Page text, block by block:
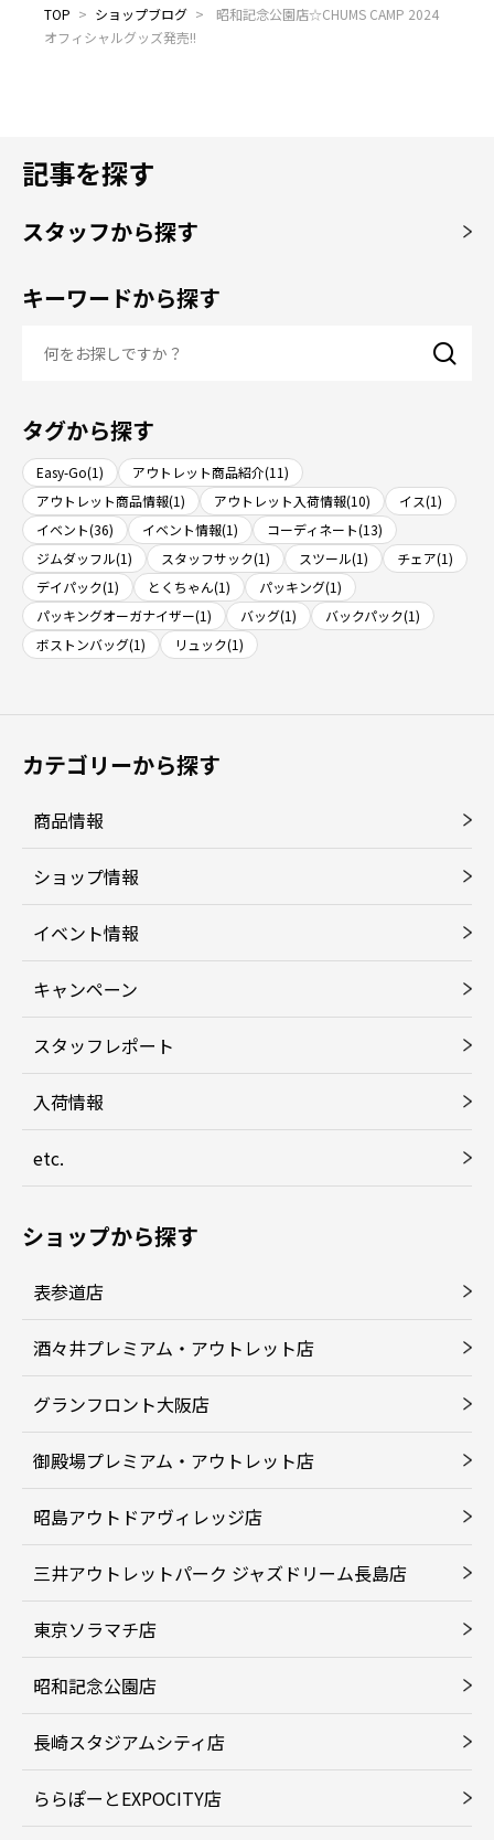
TOP > ショップブログ >
昭和記念公園店☆CHUMS CAMP 2024
オフィシャルグッズ発売!!
記事を探す
スタッフから探す
キーワードから探す
タグから探す
Easy-Go(1)
アウトレット商品紹介(11)
アウトレット商品情報(1)
アウトレット入荷情報(10)
イス(1)
イベント(36)
イベント情報(1)
コーディネート(13)
ジムダッフル(1)
スタッフサック(1) スツール(1)
チェア(1)
デイパック(1)
とくちゃん(1)
パッキング(1)
パッキングオーガナイザー(1)
バッグ(1)
バックパック(1)
ボストンバッグ(1)
リュック(1)
カテゴリーから探す
商品情報
ショップ情報
イベント情報
キャンペーン
スタッフレポート
入荷情報
etc.
ショップから探す
表参道店
酒々井プレミアム・アウトレット店
グランフロント大阪店
御殿場プレミアム・アウトレット店
昭島アウトドアヴィレッジ店
三井アウトレットパーク ジャズドリーム長島店
東京ソラマチ店
昭和記念公園店
長崎スタジアムシティ店
ららぽーとEXPOCITY店